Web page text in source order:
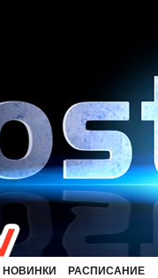
НОВИНКИ РАСПИСАНИЕ